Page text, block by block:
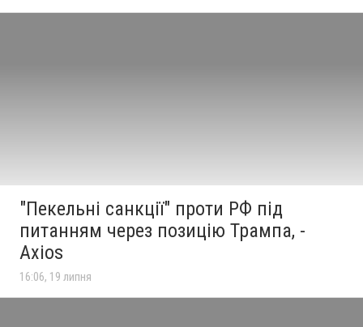
"Пекельні санкції" проти РФ під
питанням через позицію Трампа, -
Axios
16:06, 19 липня